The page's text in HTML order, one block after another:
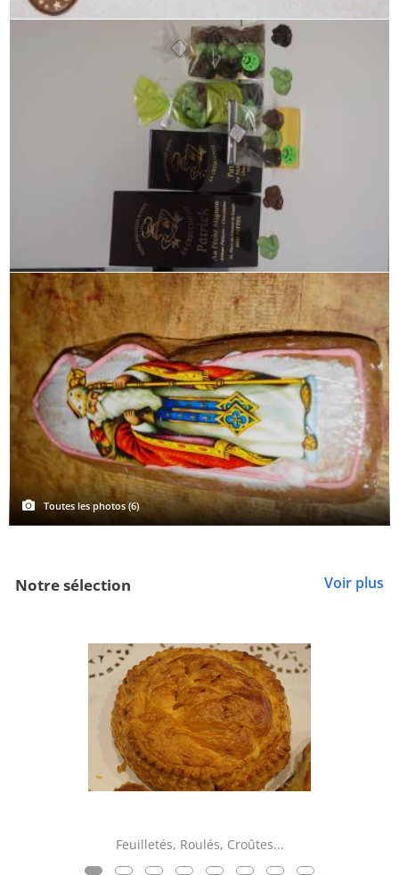
Toutes les photos (6)
Notre sélection Voir plus
Feuilletés, Roulés, Croûtes...